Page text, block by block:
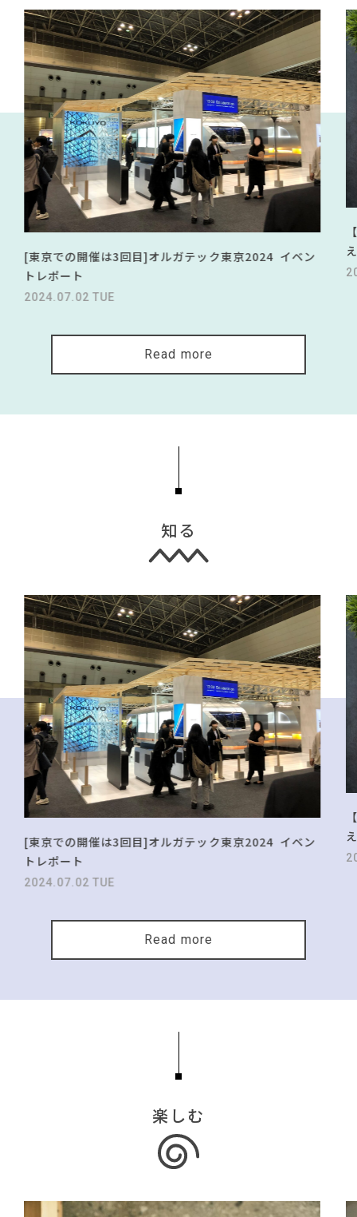
[東京での開催は3回目]オルガテック東京2024 イベン
トレポート
2024.07.02 TUE
Read more
知る
[東京での開催は3回目]オルガテック東京2024 イベン
トレポート
2024.07.02 TUE
Read more
楽しむ